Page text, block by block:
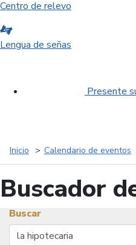
Centro de relevo
Lengua de señas
Presente
Inicio Calendario de eventos
Buscador
Buscar
Buscar